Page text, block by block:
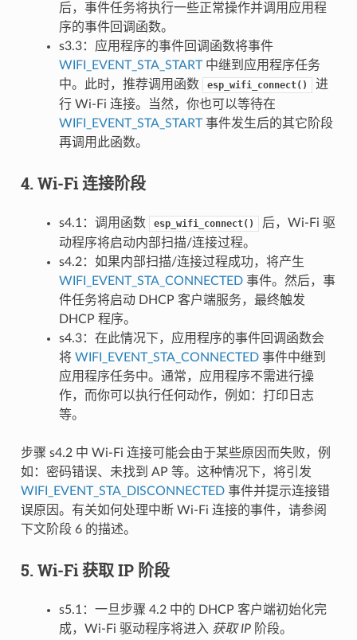
后，事件任务将执行一些正常操作并调用应用程
序的事件回调函数。
s3.3：应用程序的事件回调函数将事件
WIFI_EVENT_STA_START中继到应用程序任务
中。此时，推荐调用函数
esp_wifi_connect()
进
行 Wi-Fi 连接。当然，你也可以等待在
WIFI_EVENT_STA_START事件发生后的其它阶段
再调用此函数。
4. Wi-Fi 连接阶段
s4.1：调用函数 esp_wifi_connect()
后，Wi-Fi 驱
动程序将启动内部扫描/连接过程。
s4.2：如果内部扫描/连接过程成功，将产生
WIFI_EVENT_STA_CONNECTED事件。然后，事
件任务将启动 DHCP 客户端服务，最终触发
DHCP 程序。
s4.3：在此情况下，应用程序的事件回调函数会
将 WIFI_EVENT_STA_CONNECTED事件中继到
应用程序任务中。通常，应用程序不需进行操
作，而你可以执行任何动作，例如：打印日志
等。
步骤 s4.2 中 Wi-Fi 连接可能会由于某些原因而失败，例
如：密码错误、未找到 AP 等。这种情况下，将引发
WIFI_EVENT_STA_DISCONNECTED事件并提示连接错
误原因。有关如何处理中断 Wi-Fi 连接的事件，请参阅
下文阶段 6 的描述。
5. Wi-Fi 获取 IP 阶段
s5.1：一旦步骤 4.2 中的 DHCP 客户端初始化完
成，Wi-Fi 驱动程序将进入 获取 IP阶段。